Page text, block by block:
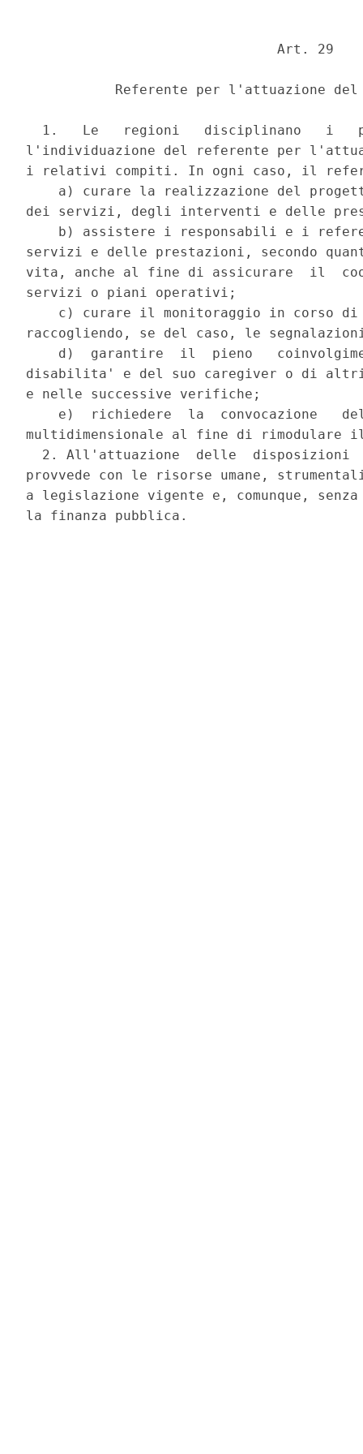
                               Art. 29
Referente per l'attuazione
1.   Le   regioni   disciplinano   i
l'individuazione del referente per
i relativi compiti. In ogni caso, il
a) curare la realizzazione del
dei servizi, degli interventi e delle
b) assistere i responsabili e i
servizi e delle prestazioni, secondo
vita, anche al fine di assicurare  il
servizi o piani operativi;
c) curare il monitoraggio in corso
raccogliendo, se del caso, le
d)  garantire  il  pieno
disabilita' e del suo caregiver o di
e nelle successive verifiche;
e)  richiedere  la  convocazione
multidimensionale al fine di
2. All'attuazione  delle  disposizioni
provvede con le risorse umane,
a legislazione vigente e, comunque,